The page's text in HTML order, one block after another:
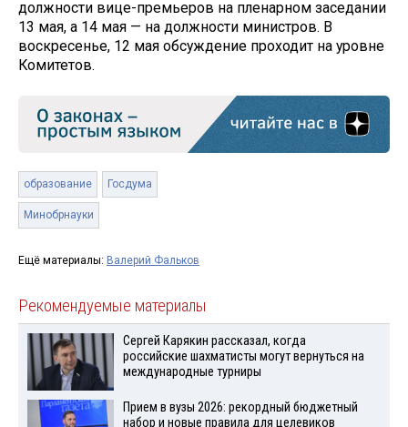
должности вице-премьеров на пленарном заседании
13 мая, а 14 мая — на должности министров. В
воскресенье, 12 мая обсуждение проходит на уровне
Комитетов.
образование Госдума
Минобрнауки
Ещё материалы: Валерий Фальков
Рекомендуемые материалы
Сергей Карякин рассказал, когда
российские шахматисты могут вернуться на
международные турниры
Прием в вузы 2026: рекордный бюджетный
набор и новые правила для целевиков